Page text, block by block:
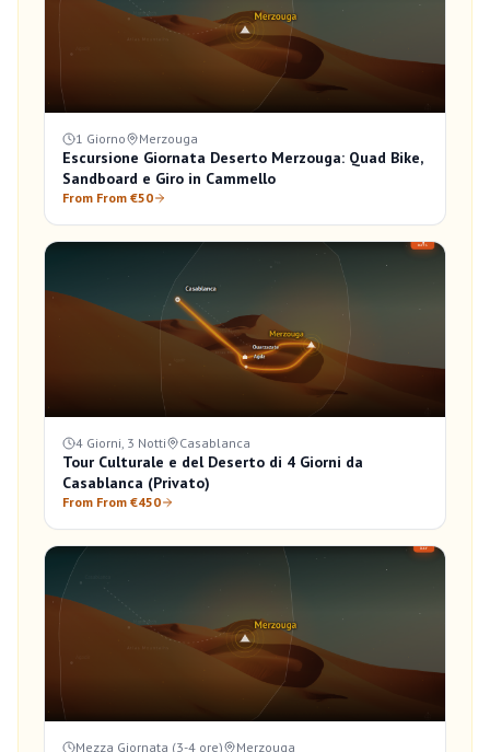
1 Giorno Merzouga
Escursione Giornata Deserto Merzouga: Quad Bike,
Sandboard e Giro in Cammello
From From €50
4 Giorni, 3 Notti Casablanca
Tour Culturale e del Deserto di 4 Giorni da
Casablanca (Privato)
From From €450
Mezza Giornata (3-4 ore) Merzouga